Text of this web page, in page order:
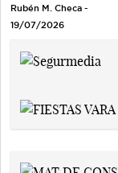
Rubén M. Checa -
19/07/2026